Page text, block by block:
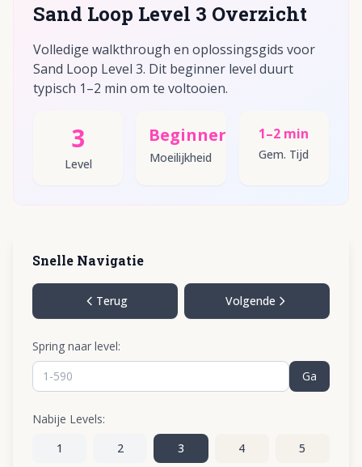
Sand Loop Level 3 Overzicht
Volledige walkthrough en oplossingsgids voor
Sand Loop Level 3. Dit beginner level duurt
typisch 1–2 min om te voltooien.
3
Level
Beginner
Moeilijkheid
1–2 min
Gem. Tijd
Snelle Navigatie
Terug Volgende
Spring naar level:
Ga
Nabije Levels:
1
2 3 4 5